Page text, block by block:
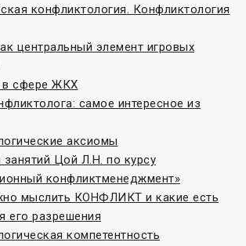
конфликтология. Конфликтология
центральный элемент игровых
сфере ЖКХ
самое интересное из
аксиомы
занятий Цой Л.Н. по курсу
конфликтменеджмент»
мыслить КОНФЛИКТ и какие есть
его разрешения
компетентность